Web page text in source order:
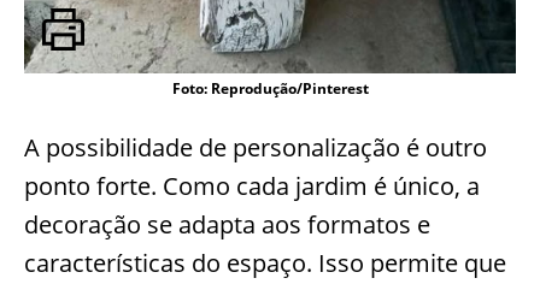
Foto: Reprodução/Pinterest
A possibilidade de personalização é outro
ponto forte. Como cada jardim é único, a
decoração se adapta aos formatos e
características do espaço. Isso permite que